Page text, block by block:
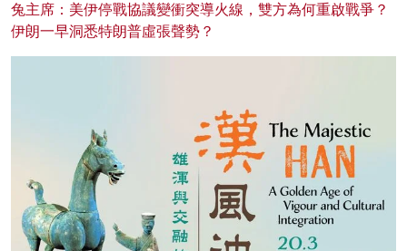
兔主席：美伊停戰協議變衝突導火線，雙方為何重啟戰爭？
伊朗一早洞悉特朗普虛張聲勢？